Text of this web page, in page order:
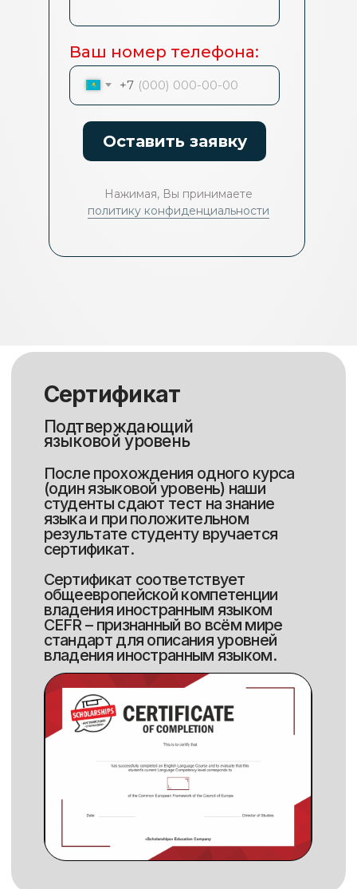
Ваш номер телефона:
+7
Оставить заявку
Нажимая, Вы принимаете
политику конфиденциальности
Ваш номер телефона:
+7
Оставить заявку
Нажимая, Вы принимаете
политику конфиденциальности